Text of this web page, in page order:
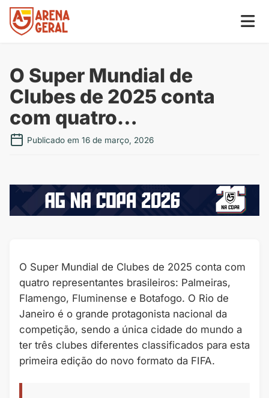
O Super Mundial de
Clubes de 2025 conta
com quatro…
Publicado em 16 de março, 2026
O Super Mundial de Clubes de 2025 conta com
quatro representantes brasileiros: Palmeiras,
Flamengo, Fluminense e Botafogo. O Rio de
Janeiro é o grande protagonista nacional da
competição, sendo a única cidade do mundo a
ter três clubes diferentes classificados para esta
primeira edição do novo formato da FIFA.